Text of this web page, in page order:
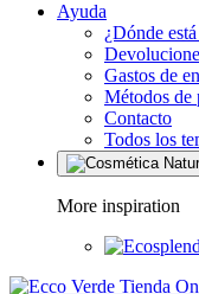
Ayuda
¿Dónde
Gastos de
Métodos de
Contacto
Todos los
More inspiration